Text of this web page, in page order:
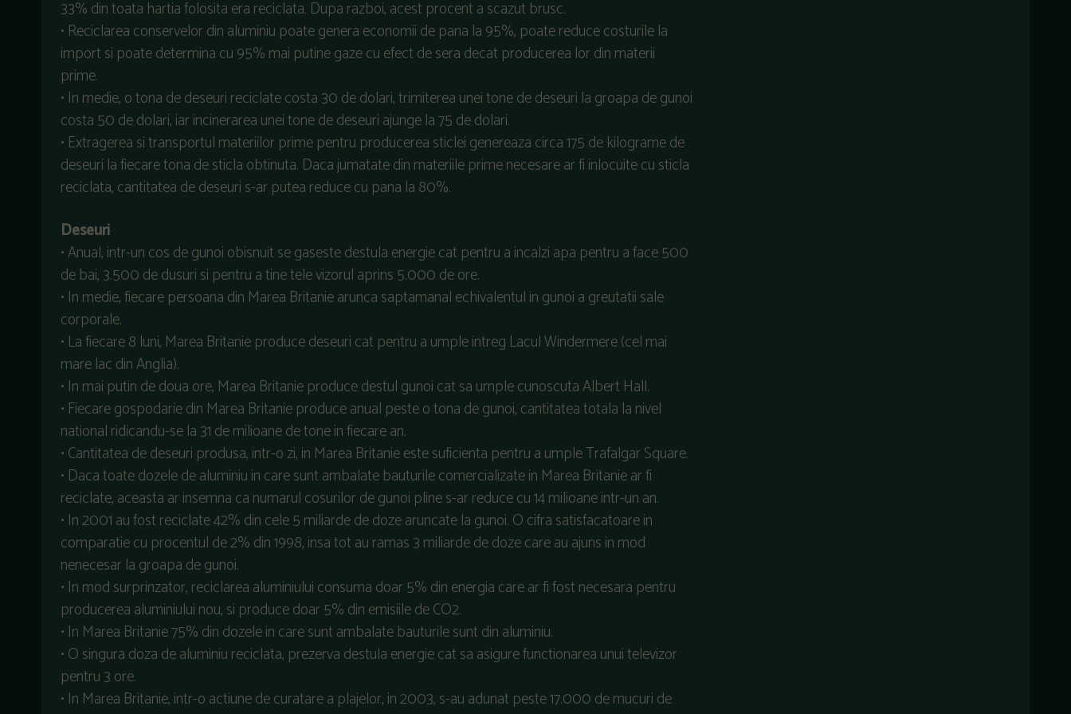
33% din toata hartia folosita era reciclata. Dupa razboi, acest procent a scazut brusc.
• Reciclarea conservelor din aluminiu poate genera economii de pana la 95%, poate reduce costurile la
import si poate determina cu 95% mai putine gaze cu efect de sera decat producerea lor din materii
prime.
• In medie, o tona de deseuri reciclate costa 30 de dolari, trimiterea unei tone de deseuri la groapa de gunoi
costa 50 de dolari, iar incinerarea unei tone de deseuri ajunge la 75 de dolari.
• Extragerea si transportul materiilor prime pentru producerea sticlei genereaza circa 175 de kilograme de
deseuri la fiecare tona de sticla obtinuta. Daca jumatate din materiile prime necesare ar fi inlocuite cu sticla
reciclata, cantitatea de deseuri s-ar putea reduce cu pana la 80%.
Deseuri
• Anual, intr-un cos de gunoi obisnuit se gaseste destula energie cat pentru a incalzi apa pentru a face 500
de bai, 3.500 de dusuri si pentru a tine tele vizorul aprins 5.000 de ore.
• In medie, fiecare persoana din Marea Britanie arunca saptamanal echivalentul in gunoi a greutatii sale
corporale.
• La fiecare 8 luni, Marea Britanie produce deseuri cat pentru a umple intreg Lacul Windermere (cel mai
mare lac din Anglia).
• In mai putin de doua ore, Marea Britanie produce destul gunoi cat sa umple cunoscuta Albert Hall.
• Fiecare gospodarie din Marea Britanie produce anual peste o tona de gunoi, cantitatea totala la nivel
national ridicandu-se la 31 de milioane de tone in fiecare an.
• Cantitatea de deseuri produsa, intr-o zi, in Marea Britanie este suficienta pentru a umple Trafalgar Square.
• Daca toate dozele de aluminiu in care sunt ambalate bauturile comercializate in Marea Britanie ar fi
reciclate, aceasta ar insemna ca numarul cosurilor de gunoi pline s-ar reduce cu 14 milioane intr-un an.
• In 2001 au fost reciclate 42% din cele 5 miliarde de doze aruncate la gunoi. O cifra satisfacatoare in
comparatie cu procentul de 2% din 1998, insa tot au ramas 3 miliarde de doze care au ajuns in mod
nenecesar la groapa de gunoi.
• In mod surprinzator, reciclarea aluminiului consuma doar 5% din energia care ar fi fost necesara pentru
producerea aluminiului nou, si produce doar 5% din emisiile de CO2.
• In Marea Britanie 75% din dozele in care sunt ambalate bauturile sunt din aluminiu.
• O singura doza de aluminiu reciclata, prezerva destula energie cat sa asigure functionarea unui televizor
pentru 3 ore.
• In Marea Britanie, intr-o actiune de curatare a plajelor, in 2003, s-au adunat peste 17.000 de mucuri de